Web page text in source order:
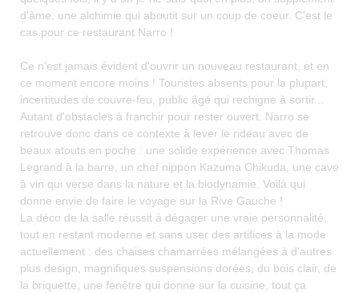
d'âme, une alchimie qui aboutit sur un coup de coeur. C'est le
cas pour ce restaurant Narro !
Ce n'est jamais évident d'ouvrir un nouveau restaurant, et en
ce moment encore moins ! Touristes absents pour la plupart,
incertitudes de couvre-feu, public âgé qui rechigne à sortir...
Autant d'obstacles à franchir pour rester ouvert. Narro se
retrouve donc dans ce contexte à lever le rideau avec de
beaux atouts en poche : une solide expérience avec Thomas
Legrand à la barre, un chef nippon Kazuma Chikuda, une cave
à vin qui verse dans la nature et la biodynamie. Voilà qui
donne envie de faire le voyage sur la Rive Gauche !
La déco de la salle réussit à dégager une vraie personnalité,
tout en restant moderne et sans user des artifices à la mode
actuellement : des chaises chamarrées mélangées à d'autres
plus design, magnifiques suspensions dorées, du bois clair, de
la briquette, une fenêtre qui donne sur la cuisine, tout ça